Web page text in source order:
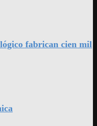
fabrican cien mil